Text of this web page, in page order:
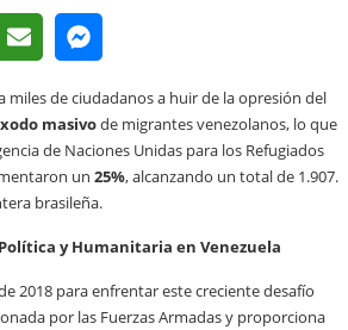
de ciudadanos a huir de la opresión del
masivode migrantes venezolanos, lo que
de Naciones Unidas para los Refugiados
un 25%, alcanzando un total de 1.907.
brasileña.
y Humanitaria en Venezuela
2018 para enfrentar este creciente desafío
por las Fuerzas Armadas y proporciona